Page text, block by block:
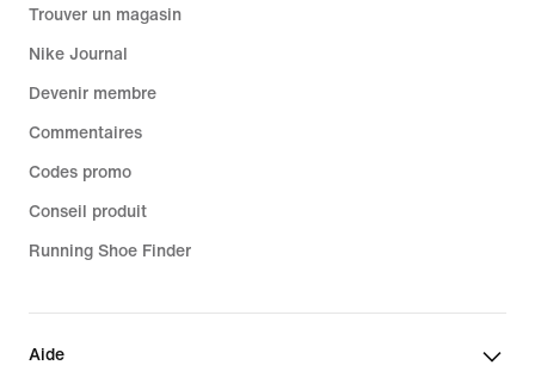
Trouver un magasin
Nike Journal
Devenir membre
Commentaires
Codes promo
Conseil produit
Running Shoe Finder
Aide